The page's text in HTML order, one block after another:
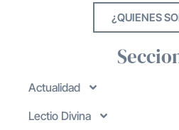
¿QUIENES
Actualidad
Lectio Divina